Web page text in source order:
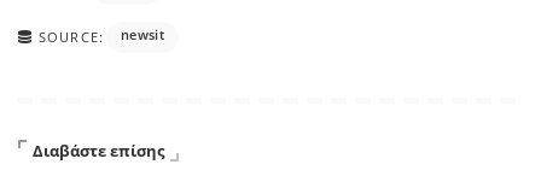
SOURCE: newsit
Διαβάστε επίσης